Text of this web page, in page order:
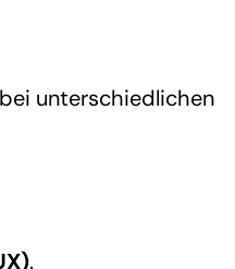
unterschiedlichen
.